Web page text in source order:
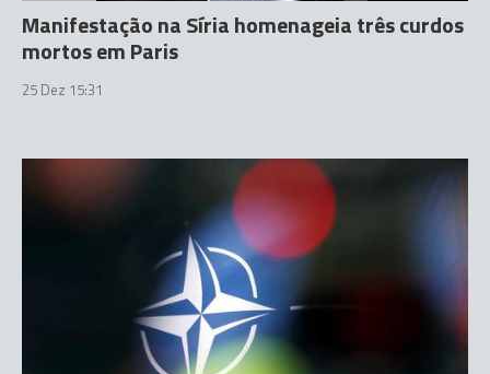
Manifestação na Síria homenageia três curdos
mortos em Paris
25 Dez 15:31